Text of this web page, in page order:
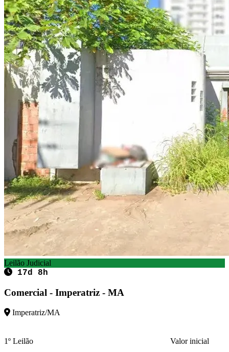
Leilão Judicial
17d 8h
Comercial - Imperatriz - MA
Imperatriz/MA
1º Leilão
Valor inicial